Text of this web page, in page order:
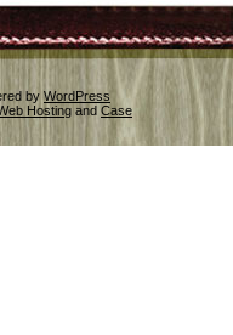
by WordPress
Hosting and Case